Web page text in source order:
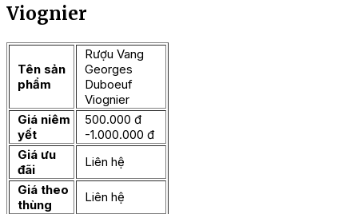
Viognier
Tên sản
phẩm
Rượu Vang
Georges
Duboeuf
Viognier
Giá niêm
yết
500.000 đ
-1.000.000 đ
Giá ưu
đãi
Liên hệ
Giá theo
thùng
Liên hệ